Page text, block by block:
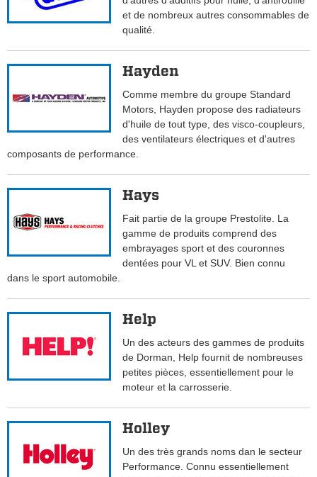
et de nombreux autres consommables de
qualité.
Hayden
Comme membre du groupe Standard
Motors, Hayden propose des radiateurs
d'huile de tout type, des visco-coupleurs,
des ventilateurs électriques et d'autres
composants de performance.
Hays
Fait partie de la groupe Prestolite. La
gamme de produits comprend des
embrayages sport et des couronnes
dentées pour VL et SUV. Bien connu
dans le sport automobile.
Help
Un des acteurs des gammes de produits
de Dorman, Help fournit de nombreuses
petites pièces, essentiellement pour le
moteur et la carrosserie.
Holley
Un des très grands noms dan le secteur
Performance. Connu essentiellement